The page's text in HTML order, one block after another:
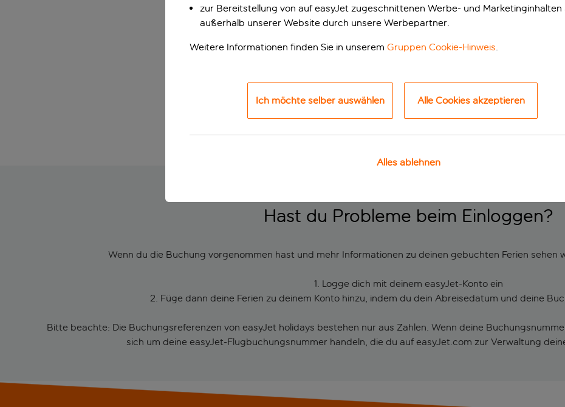
Du hast noch kein Konto?
Kein Problem. Die Anmeldung ist ganz einfach.
Hast du Probleme beim Einloggen?
Wenn du die Buchung vorgenommen hast und mehr Informationen zu deinen gebuchten Ferien sehen
1. Logge dich mit deinem easyJet-Konto ein
2. Füge dann deine Ferien zu deinem Konto hinzu, indem du dein Abreisedatum und deine
Bitte beachte: Die Buchungsreferenzen von easyJet holidays bestehen nur aus Zahlen. Wenn deine
sich um deine easyJet-Flugbuchungsnummer handeln, die du auf easyJet.com zur Verwaltung
zur Bereitstellung von auf easyJet zugeschnittenen Werbe- und Marketinginhalten
außerhalb unserer Website durch unsere Werbepartner.
Weitere Informationen finden Sie in unserem Gruppen Cookie-Hinweis.
Ich möchte selber auswählen Alle Cookies akzeptieren
Alles ablehnen